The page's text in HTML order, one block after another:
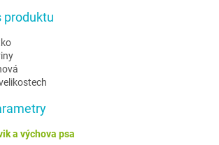
produktu
a výchova psa